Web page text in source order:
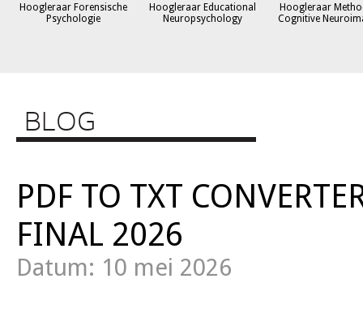
Hoogleraar Forensische
Psychologie
Hoogleraar Educational
Neuropsychology
Hoogleraar
Cognitive
BLOG
PDF TO TXT
FINAL 2026
Datum: 10 mei 2026